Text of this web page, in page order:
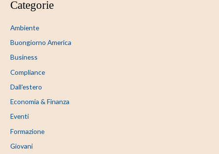
Categorie
Ambiente
Buongiorno America
Business
Compliance
Dall'estero
Economia & Finanza
Eventi
Formazione
Giovani